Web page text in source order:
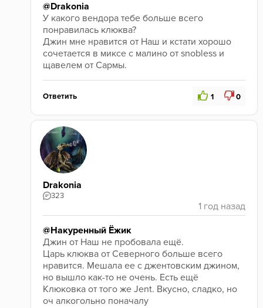
@Drakonia
У какого вендора тебе больше всего
понравилась клюква?
Джин мне нравится от Наш и кстати хорошо
сочетается в миксе с малино от snobless и
щавелем от Сармы.
Ответить 1 0
Drakonia
323
@Накуренный Ёжик
Джин от Наш не пробовала ещё.
Царь клюква от Северного больше всего
нравится. Мешала ее с джентовским джином,
но вышло как-то не очень. Есть ещё
Клюковка от того же Jent. Вкусно, сладко, но
оч алкогольно поначалу